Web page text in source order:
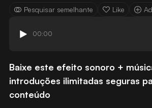
Pesquisar semelhante Like
00:00
Baixe este efeito sonoro +
introduções ilimitadas seguras
conteúdo